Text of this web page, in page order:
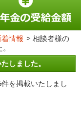
着情報 > 相談者様の
しました。
を掲載いたしまし